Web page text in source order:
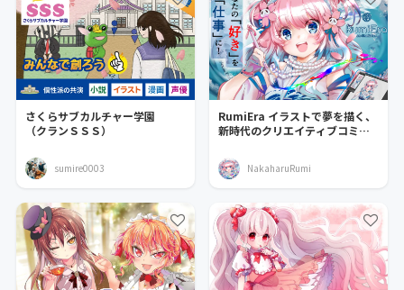
さくらサブカルチャー学園
（クランＳＳＳ）
sumire0003
RumiEra イラストで夢を描く、
新時代のクリエイティブコミュ
NakaharuRumi